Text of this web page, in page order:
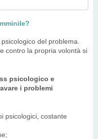
del problema.
contro la propria volontà si
psicologico e
i problemi
psicologici, costante